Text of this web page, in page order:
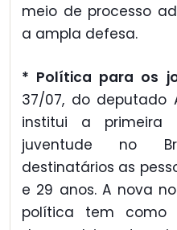
meio de processo
a ampla defesa.
* Política para os
37/07, do deputado
institui a primeira
juventude no
destinatários as
e 29 anos. A nova
política tem como